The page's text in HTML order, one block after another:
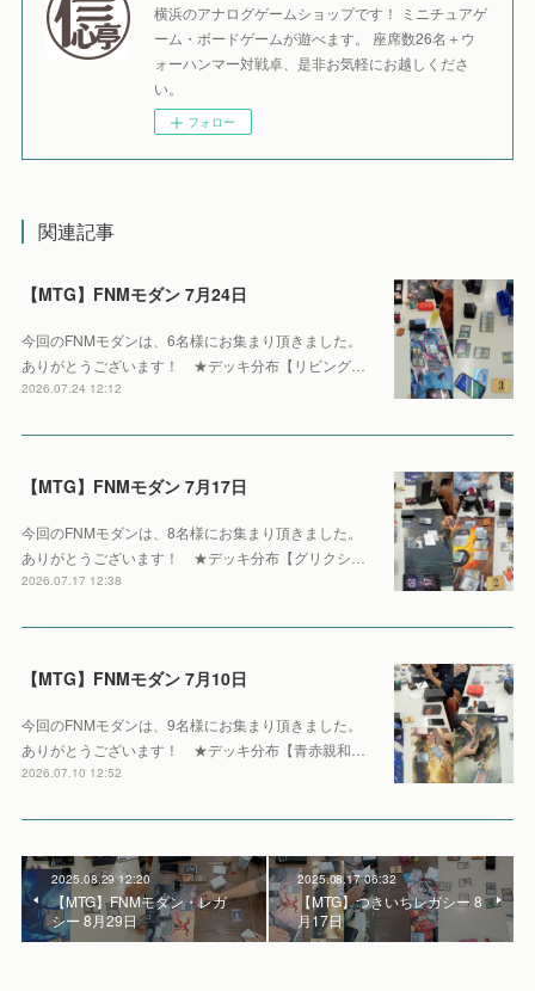
横浜のアナログゲームショップです！ ミニチュアゲ
ーム・ボードゲームが遊べます。 座席数26名＋ウ
ォーハンマー対戦卓、是非お気軽にお越しくださ
い。
フォロー
関連記事
【MTG】FNMモダン 7月24日
今回のFNMモダンは、6名様にお集まり頂きました。
ありがとうございます！ ★デッキ分布【リビング…
2026.07.24 12:12
【MTG】FNMモダン 7月17日
今回のFNMモダンは、8名様にお集まり頂きました。
ありがとうございます！ ★デッキ分布【グリクシ…
2026.07.17 12:38
【MTG】FNMモダン 7月10日
今回のFNMモダンは、9名様にお集まり頂きました。
ありがとうございます！ ★デッキ分布【青赤親和…
2026.07.10 12:52
2025.08.29 12:20
【MTG】FNMモダン・レガ
シー 8月29日
2025.08.17 06:32
【MTG】つきいちレガシー 8
月17日